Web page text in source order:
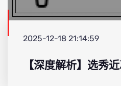
2025-12-18 21:14:59
【深度解析】选秀